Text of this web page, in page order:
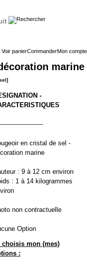
Voir panierCommanderMon compte
marine
-
en cristal de sel -
marine
: 9 à 12 cm environ
: 1 à 14 kilogrammes
non contractuelle
Option
choisis mon (mes)
: